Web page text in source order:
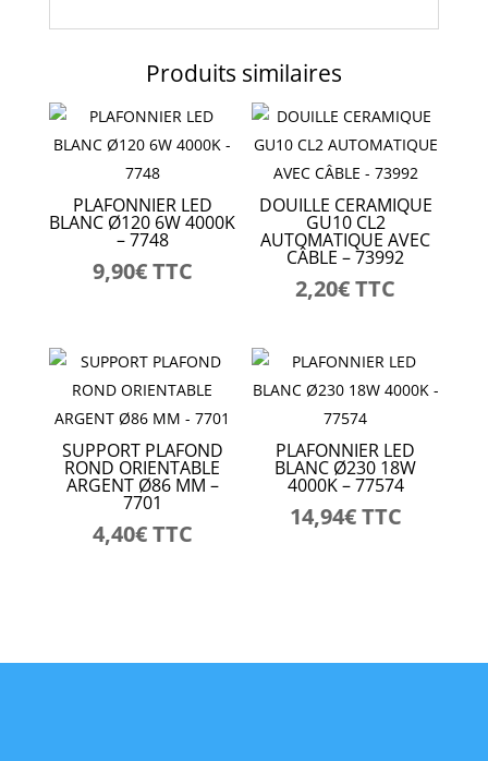
Produits similaires
PLAFONNIER LED
BLANC Ø120 6W 4000K
– 7748
9,90€TTC
DOUILLE CERAMIQUE
GU10 CL2
AUTOMATIQUE AVEC
CÂBLE – 73992
2,20€TTC
SUPPORT PLAFOND
ROND ORIENTABLE
ARGENT Ø86 MM –
7701
4,40€TTC
PLAFONNIER LED
BLANC Ø230 18W
4000K – 77574
14,94€TTC